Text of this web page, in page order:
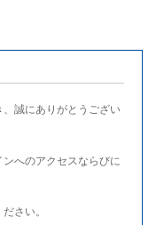
誠にありがとうござい
へのアクセスならびに
さい。